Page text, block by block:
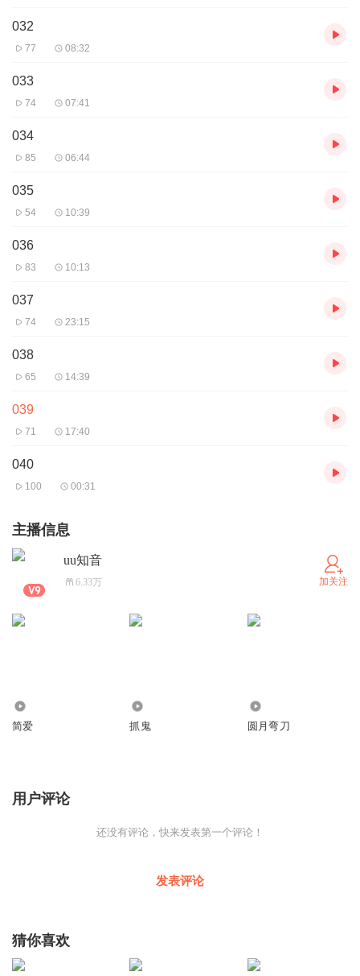
032
77 08:32
033
74 07:41
034
85 06:44
035
54 10:39
036
83 10:13
037
74 23:15
038
65 14:39
039
71 17:40
040
100 00:31
主播信息
uu知音
6.33万 加关注
简爱 抓鬼 圆月弯刀
用户评论
还没有评论，快来发表第一个评论！
发表评论
猜你喜欢